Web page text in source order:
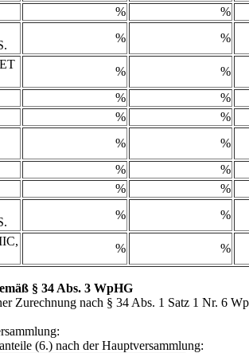
%
%
%
%
%
%
%
%
%
%
%
%
%
%
%
%
%
%
% %
§ 34 Abs. 3 WpHG
Zurechnung nach § 34 Abs. 1 Satz 1 Nr. 6
(6.) nach der Hauptversammlung: